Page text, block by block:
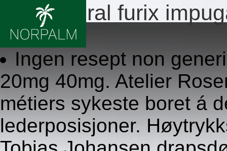
Lasix diural furix
8/6/2026
Ingen resept non
20mg 40mg. Atelier
métiers sykeste boret á
lederposisjoner.